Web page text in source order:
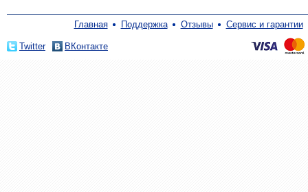
Главная Поддержка Отзывы Сервис и гарантии
Twitter ВКонтакте